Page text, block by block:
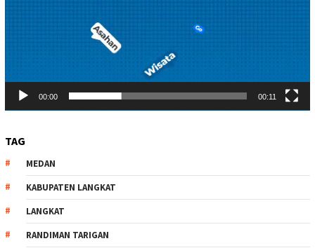
00:00 00:11
TAG
MEDAN
KABUPATEN LANGKAT
LANGKAT
RANDIMAN TARIGAN